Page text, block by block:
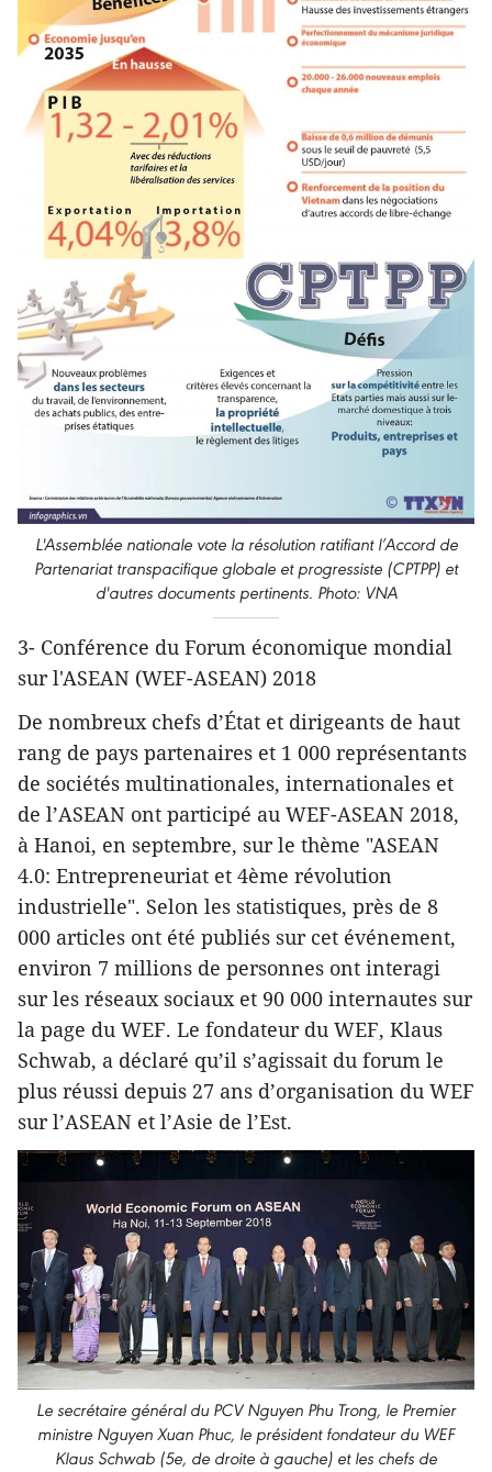
L'Assemblée nationale vote la résolution ratifiant l’Accord de
Partenariat transpacifique globale et progressiste (CPTPP) et
d'autres documents pertinents. Photo: VNA
3- Conférence du Forum économique mondial
sur l'ASEAN (WEF-ASEAN) 2018
De nombreux chefs d’État et dirigeants de haut
rang de pays partenaires et 1 000 représentants
de sociétés multinationales, internationales et
de l’ASEAN ont participé au WEF-ASEAN 2018,
à Hanoi, en septembre, sur le thème "ASEAN
4.0: Entrepreneuriat et 4ème révolution
industrielle". Selon les statistiques, près de 8
000 articles ont été publiés sur cet événement,
environ 7 millions de personnes ont interagi
sur les réseaux sociaux et 90 000 internautes sur
la page du WEF. Le fondateur du WEF, Klaus
Schwab, a déclaré qu’il s’agissait du forum le
plus réussi depuis 27 ans d’organisation du WEF
sur l’ASEAN et l’Asie de l’Est.
Le secrétaire général du PCV Nguyen Phu Trong, le Premier
ministre Nguyen Xuan Phuc, le président fondateur du WEF
Klaus Schwab (5e, de droite à gauche) et les chefs de